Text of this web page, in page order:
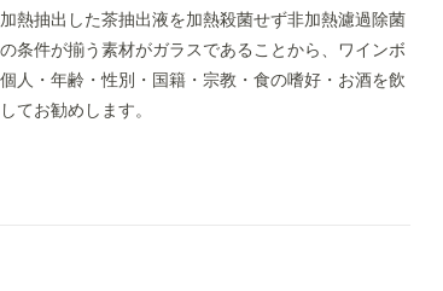
熱抽出した茶抽出液を加熱殺菌せず非加熱濾過除菌
条件が揃う素材がガラスであることから、ワインボ
人・年齢・性別・国籍・宗教・食の嗜好・お酒を飲
てお勧めします。